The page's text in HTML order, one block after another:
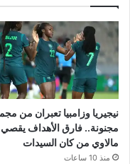
نيجيريا وزامبيا تعبران من
مجنونة.. فارق الأهداف يقصي
مالاوي من كان السيدات
منذ 10 ساعات